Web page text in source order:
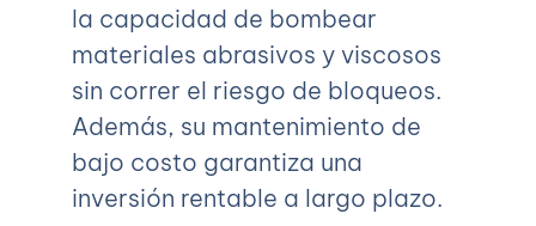
la capacidad de bombear
materiales abrasivos y viscosos
sin correr el riesgo de bloqueos.
Además, su mantenimiento de
bajo costo garantiza una
inversión rentable a largo plazo.